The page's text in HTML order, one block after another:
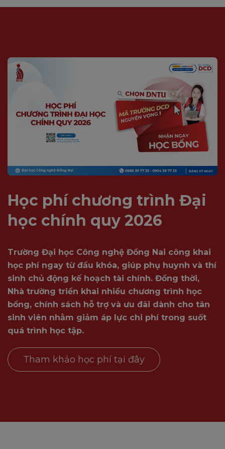
Học phí chương trình Đại
học chính quy 2026
Trường Đại học Công nghệ Đồng Nai công khai
học phí ngay từ đầu khóa, giúp phụ huynh và thí
sinh chủ động kế hoạch tài chính. Đồng thời,
Nhà trường triển khai nhiều chương trình học
bổng, chính sách hỗ trợ và ưu đãi dành cho tân
sinh viên nhằm giảm áp lực chi phí trong suốt
quá trình học tập.
Tham khảo học phí tại đây